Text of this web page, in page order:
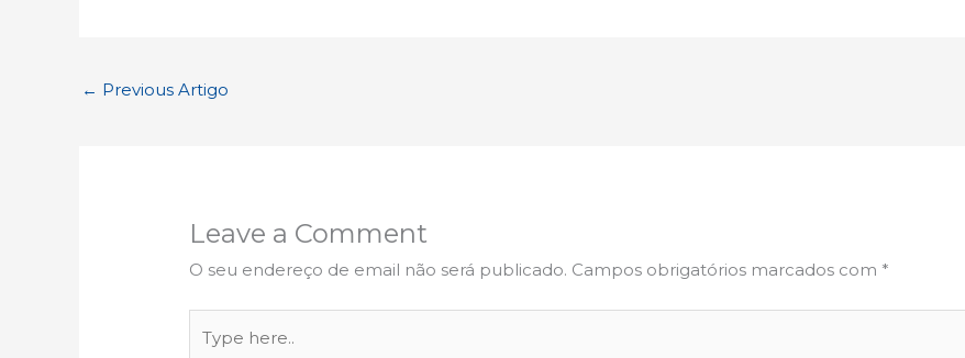
← Previous Artigo
Leave a Comment
O seu endereço de email não será publicado. Campos obrigatórios marcados com *
here..